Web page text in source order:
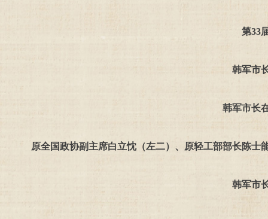
第33
韩军市
韩军市长
原全国政协副主席白立忱（左二）、原轻工部部长陈
韩军市